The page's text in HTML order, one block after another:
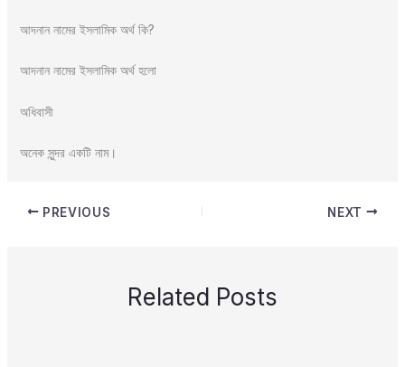
আদনান নামের ইসলামিক অর্থ কি?
আদনান নামের ইসলামিক অর্থ হলো
অধিবাসী
অনেক সুন্দর একটি নাম।
PREVIOUS NEXT
Related Posts